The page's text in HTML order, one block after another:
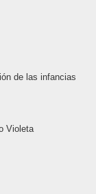
de las infancias
Violeta